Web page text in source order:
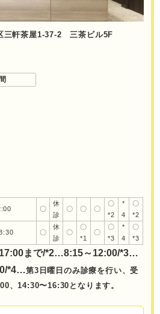
三軒茶屋1-37-2 三茶ビル5F
〇
休
診
〇 〇 〇
〇
*2
*
4
〇
*2
〇
休
診
〇
〇
*1
〇
〇
*3
*
4
〇
*3
まで/*2…8:15～12:00/*3…
*4…第3日曜日のみ診療を行い、受
、14:30〜16:30となります。